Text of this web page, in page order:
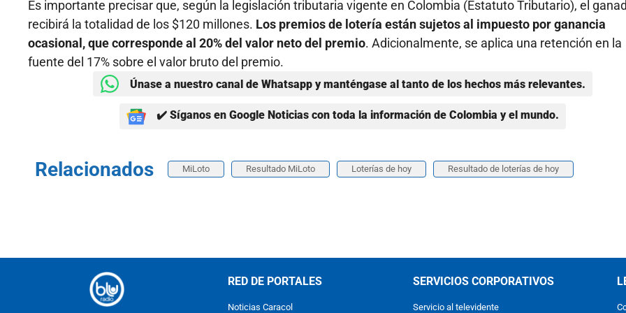
Es importante precisar que, según la legislación tributaria vigente en Colombia (Estatuto Tributario), el
recibirá la totalidad de los $120 millones. Los premios de lotería están sujetos al impuesto por ganancia
ocasional, que corresponde al 20% del valor neto del premio. Adicionalmente, se aplica una retención en la
fuente del 17% sobre el valor bruto del premio.
Únase a nuestro canal de Whatsapp y manténgase al tanto de los hechos más relevantes.
✔️ Síganos en Google Noticias con toda la información de Colombia y el mundo.
Relacionados MiLoto Resultado MiLoto Loterías de hoy Resultado de loterías de hoy
RED DE PORTALES
Noticias Caracol
SERVICIOS CORPORATIVOS
Servicio al televidente